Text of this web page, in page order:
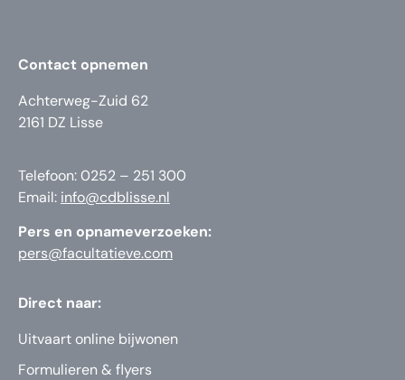
Contact opnemen
Achterweg-Zuid 62
2161 DZ Lisse
Telefoon: 0252 – 251 300
Email: info@cdblisse.nl
Pers en opnameverzoeken:
pers@facultatieve.com
Direct naar:
Uitvaart online bijwonen
Formulieren & flyers